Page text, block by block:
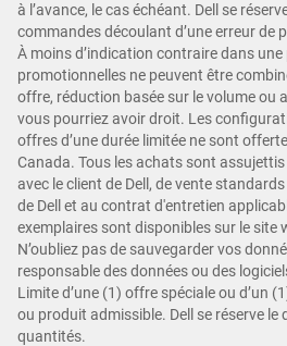
à l’avance, le cas échéant. Dell se
commandes découlant d’une erreur de
À moins d’indication contraire dans
promotionnelles ne peuvent être
offre, réduction basée sur le volume ou
vous pourriez avoir droit. Les
offres d’une durée limitée ne sont
Canada. Tous les achats sont
avec le client de Dell, de vente
de Dell et au contrat d'entretien
exemplaires sont disponibles sur le site
N’oubliez pas de sauvegarder vos
responsable des données ou des
Limite d’une (1) offre spéciale ou d’un
ou produit admissible. Dell se réserve le
quantités.